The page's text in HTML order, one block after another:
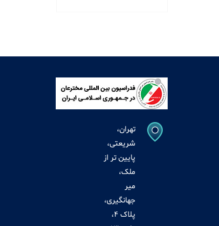
تهران،
شریعتی،
پایین تر از
ملک،
میر
جهانگیری،
پلاک 4،